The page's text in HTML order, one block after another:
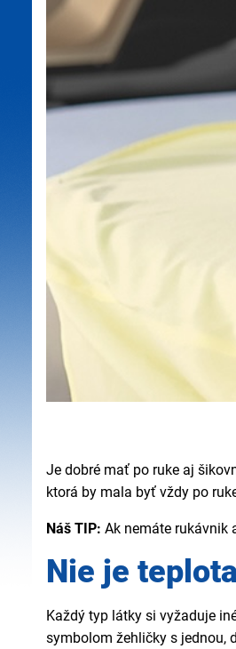
Je dobré mať po ruke aj
ktorá by mala byť vždy po
Náš TIP: Ak nemáte rukávnik
Nie je
Každý typ látky si vyžaduje
symbolom žehličky s jednou,